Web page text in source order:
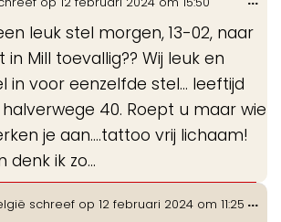
leuk stel morgen, 13-02, naar
Mill toevallig?? Wij leuk en
in voor eenzelfde stel… leeftijd
40. Roept u maar wie
je aan….tattoo vrij lichaam!
denk ik zo…
schreef op 12 februari 2024 om 11:25 ...